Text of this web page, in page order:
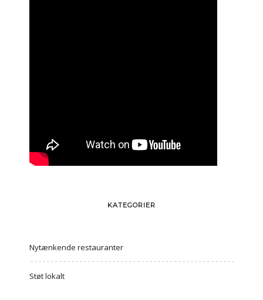
KATEGORIER
Nytænkende restauranter
Støt lokalt